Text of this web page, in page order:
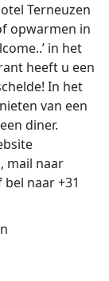
Terneuzen
opwarmen in
in het
heeft u een
In het
van een
diner.
mail naar
naar +31